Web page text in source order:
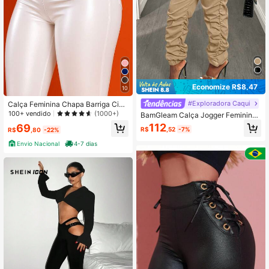
10
Calça Feminina Chapa Barriga Cint
ura Alta com Tecido Acetinado e Zí
100+ vendido (1000+)
R$69 ,80 -22%
Envio Nacional
4-7 dias
Economize R$8,47
#Exploradora Caqui
BamGleam Calça Jogger Feminina
Plissada Com Punhos
R$112 ,52 -7%